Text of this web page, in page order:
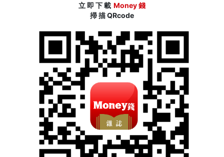
立 即 下 載 Money 錢
掃 描 QRcode